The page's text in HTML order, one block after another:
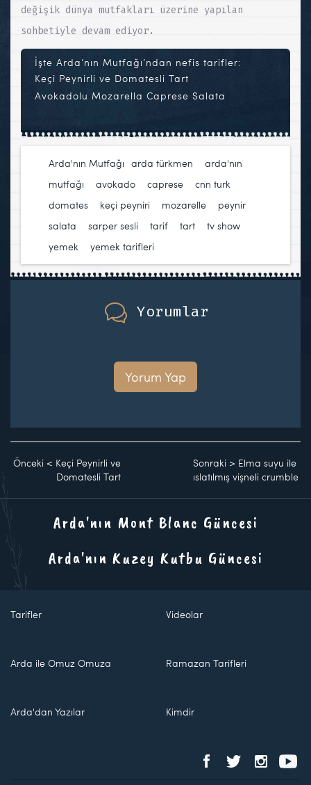
değişik dünya mutfakları üzerine yapılan
sohbetiyle devam ediyor.
İşte Arda’nın Mutfağı’ndan nefis tarifler:
Keçi Peynirli ve Domatesli Tart
Avokadolu Mozarella Caprese Salata
Arda'nın Mutfağı arda türkmen
arda'nın
mutfağı
avokado caprese cnn turk
domates
keçi peyniri mozarelle peynir
salata
sarper sesli tarif tart tv show
yemek
yemek tarifleri
Yorumlar
Yorum Yap
Önceki < Keçi Peynirli ve
Domatesli Tart
Sonraki > Elma suyu ile
ıslatılmış vişneli crumble
Arda'nın Mont Blanc Güncesi
Arda'nın Kuzey Kutbu Güncesi
Tarifler Videolar
Arda ile Omuz Omuza Ramazan Tarifleri
Arda'dan Yazılar Kimdir